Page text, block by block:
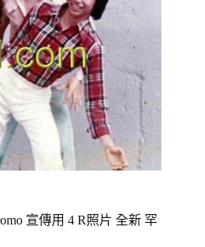
宣傳用 4 R照片 全新 罕